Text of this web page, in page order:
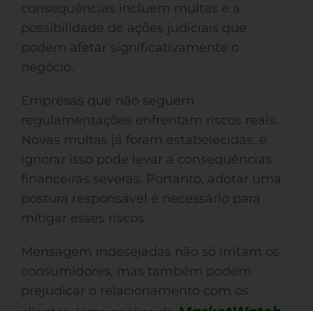
consequências incluem multas e a
possibilidade de ações judiciais que
podem afetar significativamente o
negócio.
Empresas que não seguem
regulamentações enfrentam riscos reais.
Novas multas já foram estabelecidas, e
ignorar isso pode levar a consequências
financeiras severas. Portanto, adotar uma
postura responsável é necessário para
mitigar esses riscos.
Mensagem indesejadas não só irritam os
consumidores, mas também podem
prejudicar o relacionamento com os